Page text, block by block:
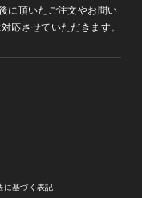
に頂いたご注文やお問い
応させていただきます。
に基づく表記